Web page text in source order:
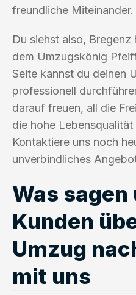
freundliche Miteinander.
Du siehst also,
dem Umzugskönig
Seite kannst du deinen
professionell
darauf freuen, all die
die hohe
Kontaktiere uns noch
unverbindliches
Was sagen
Kunden
Umzug
mit uns